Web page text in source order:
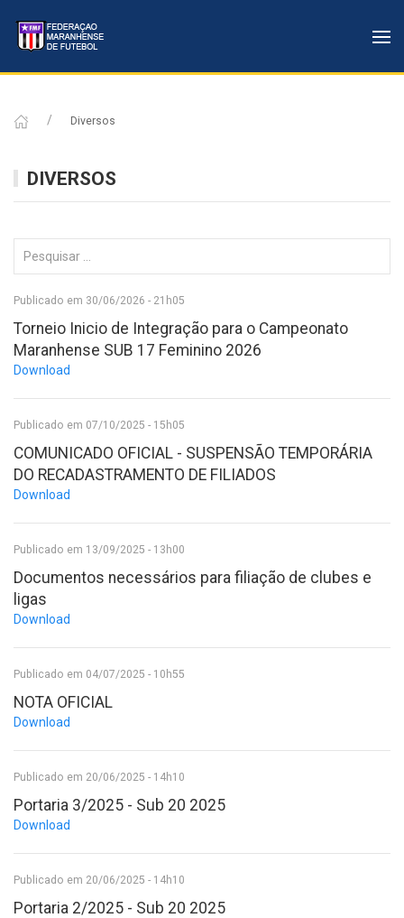
Diversos
DIVERSOS
Publicado em 30/06/2026 - 21h05
Torneio Inicio de Integração para o Campeonato
Maranhense SUB 17 Feminino 2026
Download
Publicado em 07/10/2025 - 15h05
COMUNICADO OFICIAL - SUSPENSÃO TEMPORÁRIA
DO RECADASTRAMENTO DE FILIADOS
Download
Publicado em 13/09/2025 - 13h00
Documentos necessários para filiação de clubes e
ligas
Download
Publicado em 04/07/2025 - 10h55
NOTA OFICIAL
Download
Publicado em 20/06/2025 - 14h10
Portaria 3/2025 - Sub 20 2025
Download
Publicado em 20/06/2025 - 14h10
Portaria 2/2025 - Sub 20 2025